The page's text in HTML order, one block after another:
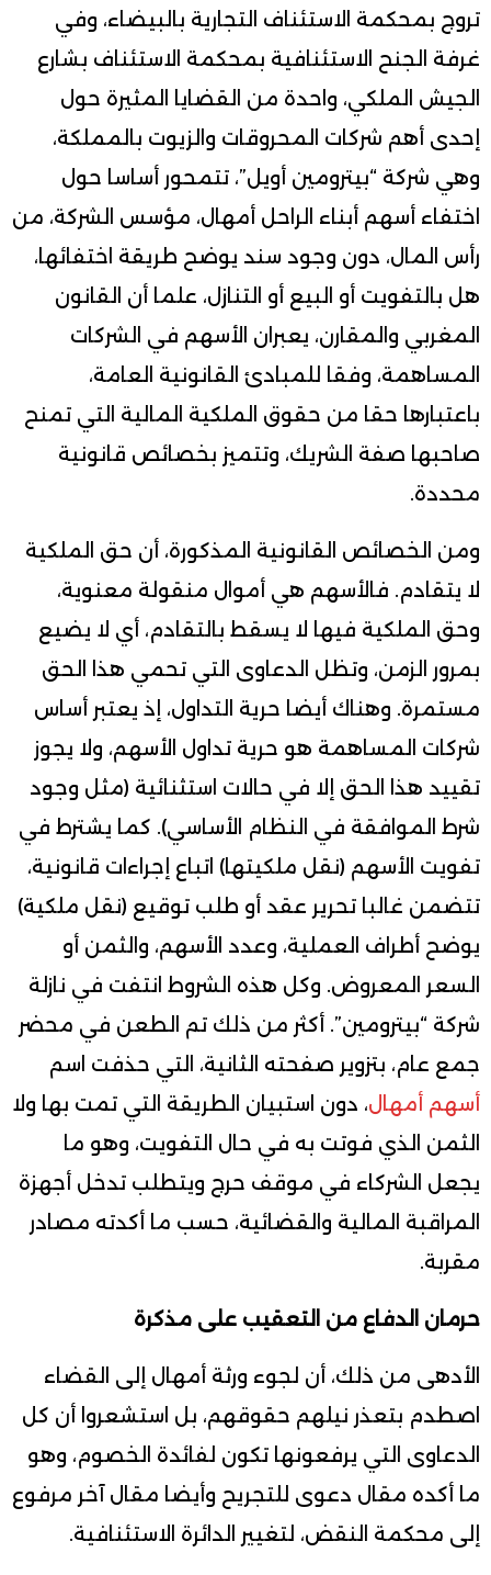
تروج بمحكمة الاستئناف التجارية بالبيضاء، وفي
غرفة الجنح الاستئنافية بمحكمة الاستئناف بشارع
الجيش الملكي، واحدة من القضايا المثيرة حول
إحدى أهم شركات المحروقات والزيوت بالمملكة،
وهي شركة “بيترومين أويل”، تتمحور أساسا حول
اختفاء أسهم أبناء الراحل أمهال، مؤسس الشركة، من
رأس المال، دون وجود سند يوضح طريقة اختفائها،
هل بالتفويت أو البيع أو التنازل، علما أن القانون
المغربي والمقارن، يعبران الأسهم في الشركات
المساهمة، وفقا للمبادئ القانونية العامة،
باعتبارها حقا من حقوق الملكية المالية التي تمنح
صاحبها صفة الشريك، وتتميز بخصائص قانونية
محددة.
ومن الخصائص القانونية المذكورة، أن حق الملكية
لا يتقادم. فالأسهم هي أموال منقولة معنوية،
وحق الملكية فيها لا يسقط بالتقادم، أي لا يضيع
بمرور الزمن، وتظل الدعاوى التي تحمي هذا الحق
مستمرة. وهناك أيضا حرية التداول، إذ يعتبر أساس
شركات المساهمة هو حرية تداول الأسهم، ولا يجوز
تقييد هذا الحق إلا في حالات استثنائية (مثل وجود
شرط الموافقة في النظام الأساسي). كما يشترط في
تفويت الأسهم (نقل ملكيتها) اتباع إجراءات قانونية،
تتضمن غالبا تحرير عقد أو طلب توقيع (نقل ملكية)
يوضح أطراف العملية، وعدد الأسهم، والثمن أو
السعر المعروض. وكل هذه الشروط انتفت في نازلة
شركة “بيترومين”. أكثر من ذلك تم الطعن في محضر
جمع عام، بتزوير صفحته الثانية، التي حذفت اسم
أسهم أمهال، دون استبيان الطريقة التي تمت بها ولا
الثمن الذي فوتت به في حال التفويت، وهو ما
يجعل الشركاء في موقف حرج ويتطلب تدخل أجهزة
المراقبة المالية والقضائية، حسب ما أكدته مصادر
مقربة.
حرمان الدفاع من التعقيب على مذكرة
الأدهى من ذلك، أن لجوء ورثة أمهال إلى القضاء
اصطدم بتعذر نيلهم حقوقهم، بل استشعروا أن كل
الدعاوى التي يرفعونها تكون لفائدة الخصوم، وهو
ما أكده مقال دعوى للتجريح وأيضا مقال آخر مرفوع
إلى محكمة النقض، لتغيير الدائرة الاستئنافية.